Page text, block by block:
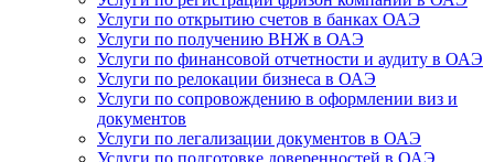
Услуги по открытию счетов в банках ОАЭ
Услуги по получению ВНЖ в ОАЭ
Услуги по финансовой отчетности и аудиту в ОАЭ
Услуги по релокации бизнеса в ОАЭ
Услуги по сопровождению в оформлении виз и
документов
Услуги по легализации документов в ОАЭ
Услуги по подготовке доверенностей в ОАЭ